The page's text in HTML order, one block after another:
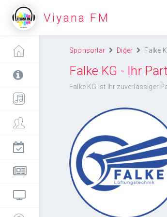
Viyana FM
Sponsorlar Diğer Falke
Falke KG - Ihr
Falke KG ist Ihr zuverlässiger
Falke KG - Ihr Partner
für Lüftungsbau
österreichweit